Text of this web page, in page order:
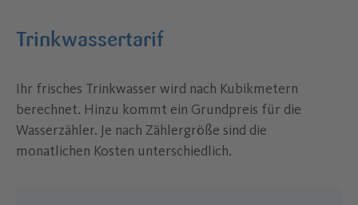
Trinkwassertarif
Ihr frisches Trinkwasser wird nach Kubikmetern
berechnet. Hinzu kommt ein Grundpreis für die
Wasserzähler. Je nach Zählergröße sind die
monatlichen Kosten unterschiedlich.